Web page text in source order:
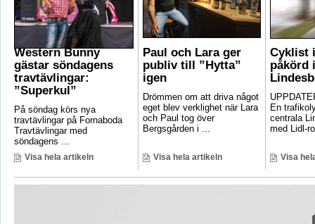
Western Bunny
gästar söndagens
travtävlingar:
”Superkul”
På söndag körs nya
travtävlingar på Fornaboda
Travtävlingar med
söndagens ...
Visa hela artikeln
Paul och Lara ger
publiv till ”Hytta”
igen
Drömmen om att driva något
eget blev verklighet när Lara
och Paul tog över
Bergsgården i ...
Visa hela artikeln
Cyklist
påkörd
En
centrala
med Lidl-
Visa